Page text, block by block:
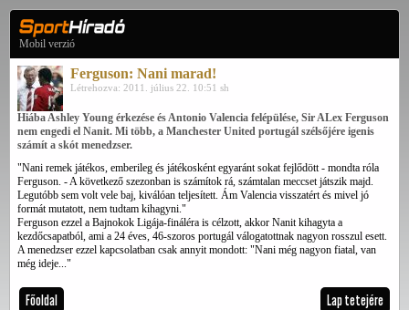
Mobil verzió
Ferguson: Nani marad!
Létrehozva: 2011. július 22. 10:51 sh
Hiába Ashley Young érkezése és Antonio Valencia felépülése, Sir ALex Ferguson
nem engedi el Nanit. Mi több, a Manchester United portugál szélsőjére igenis
számít a skót menedzser.
"Nani remek játékos, emberileg és játékosként egyaránt sokat fejlődött - mondta róla
Ferguson. - A következő szezonban is számítok rá, számtalan meccset játszik majd.
Legutóbb sem volt vele baj, kiválóan teljesített. Ám Valencia visszatért és mivel jó
formát mutatott, nem tudtam kihagyni."
Ferguson ezzel a Bajnokok Ligája-fináléra is célzott, akkor Nanit kihagyta a
kezdőcsapatból, ami a 24 éves, 46-szoros portugál válogatottnak nagyon rosszul esett.
A menedzser ezzel kapcsolatban csak annyit mondott: "Nani még nagyon fiatal, van
még ideje..."
Főoldal Lap tetejére